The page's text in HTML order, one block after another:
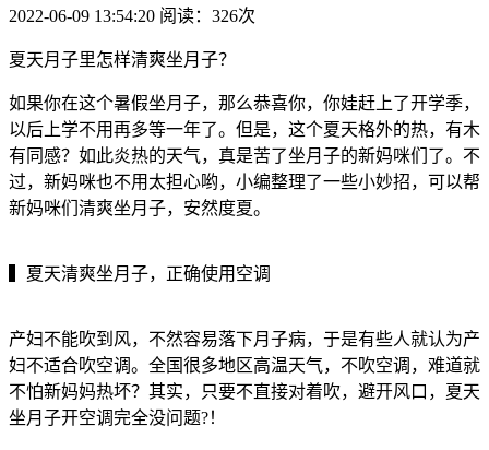
2022-06-09 13:54:20 阅读：326次
夏天月子里怎样清爽坐月子？
如果你在这个暑假坐月子，那么恭喜你，你娃赶上了开学季，
以后上学不用再多等一年了。但是，这个夏天格外的热，有木
有同感？如此炎热的天气，真是苦了坐月子的新妈咪们了。不
过，新妈咪也不用太担心哟，小编整理了一些小妙招，可以帮
新妈咪们清爽坐月子，安然度夏。
▍夏天清爽坐月子，正确使用空调
产妇不能吹到风，不然容易落下月子病，于是有些人就认为产
妇不适合吹空调。全国很多地区高温天气，不吹空调，难道就
不怕新妈妈热坏？其实，只要不直接对着吹，避开风口，夏天
坐月子开空调完全没问题?！